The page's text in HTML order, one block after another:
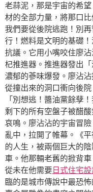
老蒜泥，那是宇宙的希
材的全部力量，將那口
我們要從後院逃跑！別
行！燃料是文明的基礎
抗議。它用小嘴咬住廖
杞推進器。推進器發出
濃郁的蔘味爆發。廖沾
從撞出來的洞口衝向後
「別想逃！醬油黨餘孽
剩下的所有空盤子被醋
哀鳴。廖沾沾的宇宙冒
亂中，拉開了帷幕。《
的人生，被兩個巨大的
車。他那輛老舊的掀背
從未在他需要 日式住宅
臨的是城市傳說中最恐